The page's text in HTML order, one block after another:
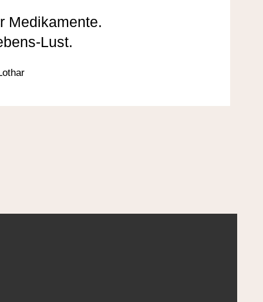
Medikamente.
Lust.